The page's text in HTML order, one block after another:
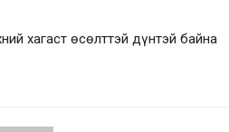
хагаст өсөлттэй дүнтэй байна